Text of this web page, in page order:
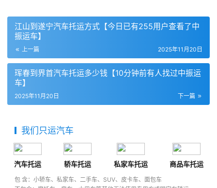
江山到遂宁汽车托运方式【今日已有255用户查看了中
振运车】
上一篇 2025年11月20日
珲春到界首汽车托运多少钱【10分钟前有人找过中振运
车】
下一篇
2025年11月20日
我们只运汽车
汽车托运 轿车托运 私家车托运 商品车托运
包 含：小轿车、私家车、二手车、SUV、皮卡车、面包车